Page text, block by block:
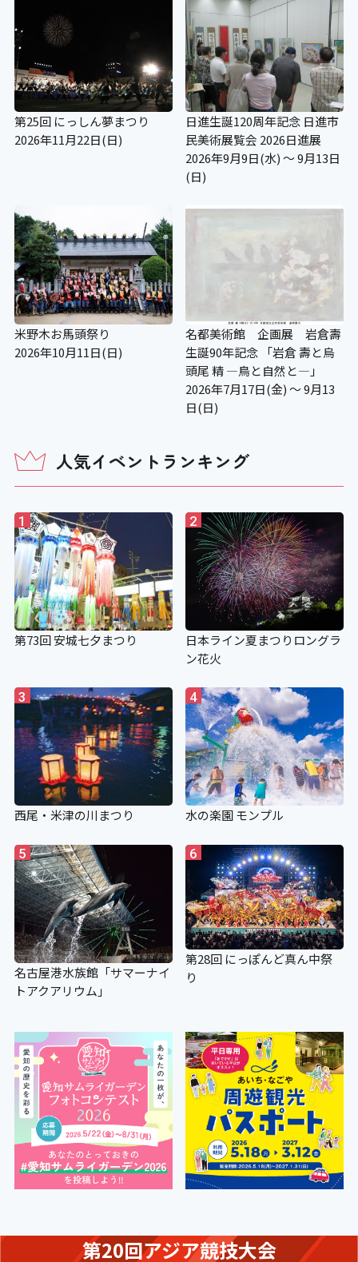
第25回 にっしん夢まつり
2026年11月22日(日)
日進生誕120周年記念 日進市
民美術展覧会 2026日進展
2026年9月9日(水) ～ 9月13日
(日)
米野木お馬頭祭り
2026年10月11日(日)
名都美術館 企画展 岩倉壽
生誕90年記念 「岩倉 壽と烏
頭尾 精 ―鳥と自然と—」
2026年7月17日(金) ～ 9月13
日(日)
人気イベントランキング
1
第73回 安城七夕まつり
2
日本ライン夏まつりロングラ
ン花火
3
西尾・米津の川まつり
4
水の楽園 モンプル
5
名古屋港水族館「サマーナイ
トアクアリウム」
6
第28回 にっぽんど真ん中祭
り
第20回アジア競技大会